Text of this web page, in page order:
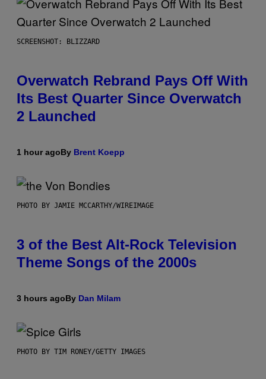
SCREENSHOT: BLIZZARD
Overwatch Rebrand Pays Off With
Its Best Quarter Since Overwatch
2 Launched
1 hour agoBy Brent Koepp
PHOTO BY JAMIE MCCARTHY/WIREIMAGE
3 of the Best Alt-Rock Television
Theme Songs of the 2000s
3 hours agoBy Dan Milam
PHOTO BY TIM RONEY/GETTY IMAGES